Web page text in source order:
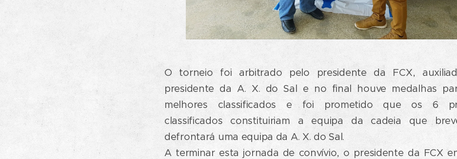
O torneio foi arbitrado pelo presidente da FCX,
presidente da A. X. do Sal e no final houve medalhas
melhores classificados e foi prometido que os 6
classificados constituiriam a equipa da cadeia que
defrontará uma equipa da A. X. do Sal.
A terminar esta jornada de convívio, o presidente da FCX